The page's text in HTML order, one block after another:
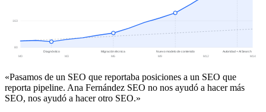
163
80
Diagnóstico Migración técnica Nuevo modelo de contenido Autoridad + AI Search
M0 M3 M6 M9 M12 M14
«Pasamos de un SEO que reportaba posiciones a un SEO que
reporta pipeline. Ana Fernández SEO no nos ayudó a hacer más
SEO, nos ayudó a hacer otro SEO.»